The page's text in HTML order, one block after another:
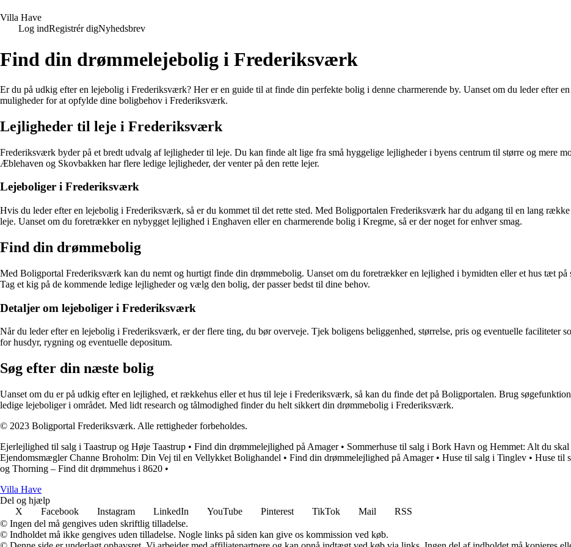
Villa Have
Log indRegistrér digNyhedsbrev
Find din drømmelejebolig i Frederiksværk
Er du på udkig efter en lejebolig i Frederiksværk? Her er en guide til at finde din perfekte bolig i denne charmerende by. Uanset om du leder efter
muligheder for at opfylde dine boligbehov i Frederiksværk.
Lejligheder til leje i Frederiksværk
Frederiksværk byder på et bredt udvalg af lejligheder til leje. Du kan finde alt lige fra små hyggelige lejligheder i byens centrum til større og mere
Æblehaven og Skovbakken har flere ledige lejligheder, der venter på den rette lejer.
Lejeboliger i Frederiksværk
Hvis du leder efter en lejebolig i Frederiksværk, så er du kommet til det rette sted. Med Boligportalen Frederiksværk har du adgang til en lang
leje. Uanset om du foretrækker en nybygget lejlighed i Enghaven eller en charmerende bolig i Kregme, så er der noget for enhver smag.
Find din drømmebolig
Med Boligportal Frederiksværk kan du nemt og hurtigt finde din drømmebolig. Uanset om du foretrækker en lejlighed i bymidten eller et hus tæt på
Tag et kig på de kommende ledige lejligheder og vælg den bolig, der passer bedst til dine behov.
Detaljer om lejeboliger i Frederiksværk
Når du leder efter en lejebolig i Frederiksværk, er der flere ting, du bør overveje. Tjek boligens beliggenhed, størrelse, pris og eventuelle faciliteter
for husdyr, rygning og eventuelle depositum.
Søg efter din næste bolig
Uanset om du er på udkig efter en lejlighed, et rækkehus eller et hus til leje i Frederiksværk, så kan du finde det på Boligportalen. Brug
ledige lejeboliger i området. Med lidt research og tålmodighed finder du helt sikkert din drømmebolig i Frederiksværk.
© 2023 Boligportal Frederiksværk. Alle rettigheder forbeholdes.
Ejerlejlighed til salg i Taastrup og Høje Taastrup • Find din drømmelejlighed på Amager• Sommerhuse til salg i Bork Havn og Hemmet: Alt du
Ejendomsmægler Channe Broholm: Din Vej til en Vellykket Bolighandel • Find din drømmelejlighed på Amager• Huse til salg i Tinglev • Huse til
og Thorning – Find dit drømmehus i 8620 •
Villa Have
Del og hjælp
X
Facebook Instagram LinkedIn YouTube Pinterest TikTok Mail
RSS
© Ingen del må gengives uden skriftlig tilladelse.
© Indholdet må ikke gengives uden tilladelse. Nogle links på siden kan give os kommission ved køb.